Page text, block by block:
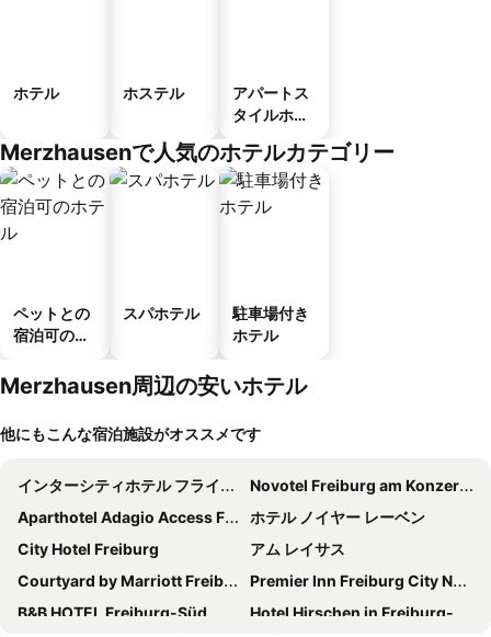
ホテル ホステル
アパートス
タイルホテ
Merzhausenで人気のホテルカテゴリー
ペットとの
宿泊可のホ
スパホテル
駐車場付き
ホテル
Merzhausen周辺の安いホテル
他にもこんな宿泊施設がオススメです
インターシティホテル フライブルク
Novotel Freiburg am Konzerthaus
Aparthotel Adagio Access Freiburg
ホテル ノイヤー レーベン
City Hotel Freiburg
アム レイサス
Courtyard by Marriott Freiburg
Premier Inn Freiburg City Nord hotel
B&B HOTEL Freiburg-Süd
Hotel Hirschen in Freiburg-Lehen